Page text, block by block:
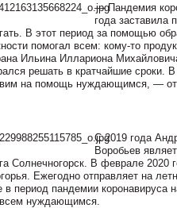
— Пандемия
года заставила
В этот период за помощью
помогал всем: кому-то
Ильина Иллариона
решать в кратчайшие сроки.
на помощь нуждающимся, —
С 2019 года
Воробьев
Солнечногорск. В феврале 2020
Ежегодно отправляет на
период пандемии коронавируса
нуждающимся.